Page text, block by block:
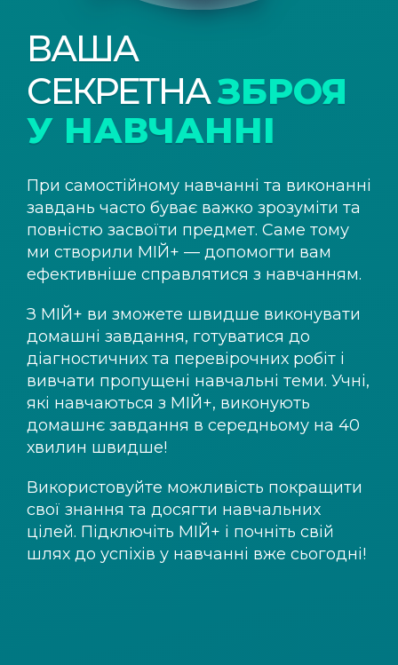
ВАША
СЕКРЕТНАЗБРОЯ
У НАВЧАННІ
При самостійному навчанні та виконанні
завдань часто буває важко зрозуміти та
повністю засвоїти предмет. Саме тому
ми створили МІЙ+ — допомогти вам
ефективніше справлятися з навчанням.
З МІЙ+ ви зможете швидше виконувати
домашні завдання, готуватися до
діагностичних та перевірочних робіт і
вивчати пропущені навчальні теми. Учні,
які навчаються з МІЙ+, виконують
домашнє завдання в середньому на 40
хвилин швидше!
Використовуйте можливість покращити
свої знання та досягти навчальних
цілей. Підключіть МІЙ+ і почніть свій
шлях до успіхів у навчанні вже сьогодні!